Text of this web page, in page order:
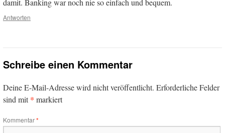
Antworten
Schreibe einen Kommentar
Deine E-Mail-Adresse wird nicht veröffentlicht. Erforderliche Felder
sind mit* markiert
Kommentar*